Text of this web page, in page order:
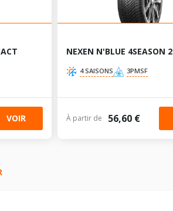
VOIR
NEXEN N'BLUE 4SEASON 2
4 SAISONS 3PMSF
À partir de 56,60 €